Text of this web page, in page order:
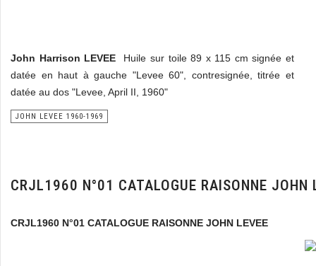
John Harrison LEVEE Huile sur toile 89 x 115 cm signée et
datée en haut à gauche "Levee 60", contresignée, titrée et
datée au dos "Levee, April II, 1960"
JOHN LEVEE 1960-1969
CRJL1960 N°01 CATALOGUE RAISONNE JOHN
CRJL1960 N°01 CATALOGUE RAISONNE JOHN LEVEE